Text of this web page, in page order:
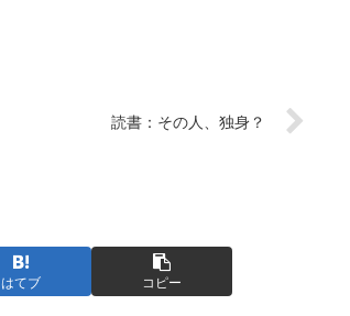
読書：その人、独身？
はてブ コピー